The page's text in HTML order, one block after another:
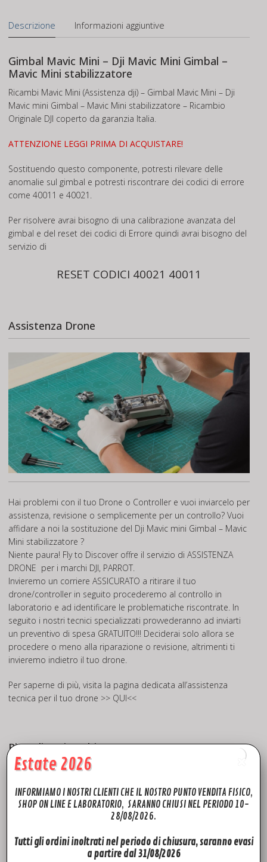
Descrizione Informazioni aggiuntive
Gimbal Mavic Mini – Dji Mavic Mini Gimbal –
Mavic Mini stabilizzatore
Ricambi Mavic Mini (Assistenza dji) – Gimbal Mavic Mini – Dji
Mavic mini Gimbal – Mavic Mini stabilizzatore – Ricambio
Originale DJI coperto da garanzia Italia.
ATTENZIONE LEGGI PRIMA DI ACQUISTARE!
Sostituendo questo componente, potresti rilevare delle
anomalie sul gimbal e potresti riscontrare dei codici di errore
come 40011 e 40021.
Per risolvere avrai bisogno di una calibrazione avanzata del
gimbal e del reset dei codici di Errore quindi avrai bisogno del
servizio di
RESET CODICI 40021 40011
Assistenza Drone
Hai problemi con il tuo Drone o Controller e vuoi inviarcelo per
assistenza, revisione o semplicemente per un controllo? Vuoi
affidare a noi la sostituzione del Dji Mavic mini Gimbal – Mavic
Mini stabilizzatore ?
Niente paura! Fly to Discover offre il servizio di ASSISTENZA
DRONE per i marchi DJI, PARROT.
Invieremo un corriere ASSICURATO a ritirare il tuo
drone/controller in seguito procederemo al controllo in
laboratorio e ad identificare le problematiche riscontrate. In
seguito i nostri tecnici specializzati provvederanno ad inviarti
un preventivo di spesa GRATUITO!!! Deciderai solo allora se
procedere o meno alla riparazione o revisione, altrimenti ti
invieremo indietro il tuo drone.
Per saperne di più, visita la pagina dedicata all’assistenza
tecnica per il tuo drone >> QUI<<
Rivendita Ricambi DJI
Estate 2026
INFORMIAMO I NOSTRI CLIENTI CHE IL NOSTRO PUNTO VENDITA FISICO,
SHOP ON LINE E LABORATORIO, SARANNO CHIUSI NEL PERIODO 10-
28/08/2026.
Tutti gli ordini inoltrati nel periodo di chiusura, saranno evasi
a partire dal 31/08/2026